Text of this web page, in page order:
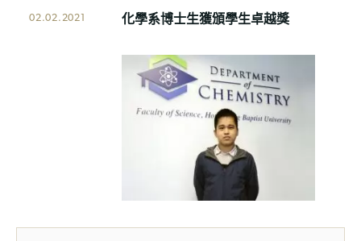
02.02.2021 化學系博士生獲頒學生卓越獎